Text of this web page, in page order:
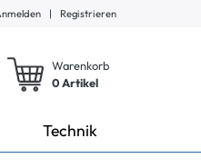
| Registrieren
Warenkorb
0Artikel
Technik